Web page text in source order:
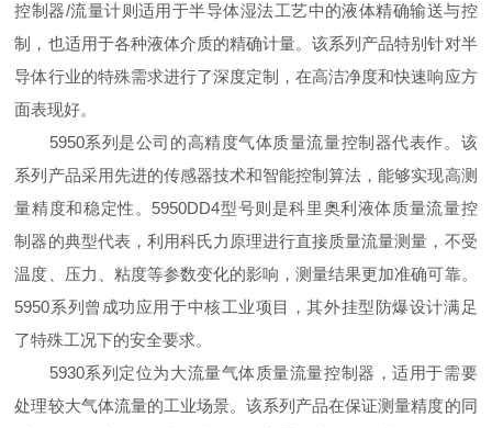
控制器/流量计则适用于半导体湿法工艺中的液体精确输送与控
制，也适用于各种液体介质的精确计量。该系列产品特别针对半
导体行业的特殊需求进行了深度定制，在高洁净度和快速响应方
面表现好。
5950系列是公司的高精度气体质量流量控制器代表作。该
系列产品采用先进的传感器技术和智能控制算法，能够实现高测
量精度和稳定性。5950DD4型号则是科里奥利液体质量流量控
制器的典型代表，利用科氏力原理进行直接质量流量测量，不受
温度、压力、粘度等参数变化的影响，测量结果更加准确可靠。
5950系列曾成功应用于中核工业项目，其外挂型防爆设计满足
了特殊工况下的安全要求。
5930系列定位为大流量气体质量流量控制器，适用于需要
处理较大气体流量的工业场景。该系列产品在保证测量精度的同